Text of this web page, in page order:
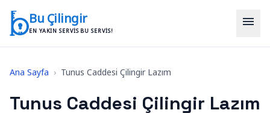
Bu Çilingir
EN YAKIN SERVIS BU SERVIS!
menu
Ana Sayfa › Tunus Caddesi Çilingir Lazım
Tunus Caddesi Çilingir Lazım